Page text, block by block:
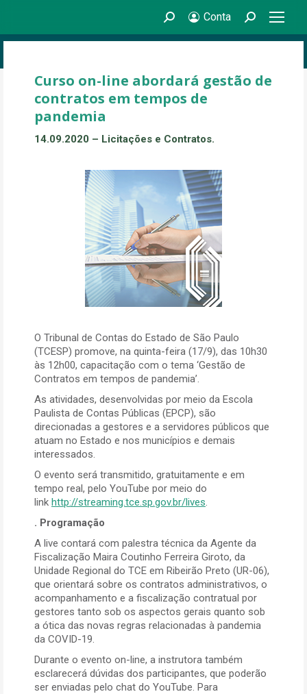
Search: Conta Search:
Curso on-line abordará gestão de
contratos em tempos de
pandemia
14.09.2020 – Licitações e Contratos.
O Tribunal de Contas do Estado de São Paulo
(TCESP) promove, na quinta-feira (17/9), das 10h30
às 12h00, capacitação com o tema ‘Gestão de
Contratos em tempos de pandemia’.
As atividades, desenvolvidas por meio da Escola
Paulista de Contas Públicas (EPCP), são
direcionadas a gestores e a servidores públicos que
atuam no Estado e nos municípios e demais
interessados.
O evento será transmitido, gratuitamente e em
tempo real, pelo YouTube por meio do
link http://streaming.tce.sp.gov.br/lives.
. Programação
A live contará com palestra técnica da Agente da
Fiscalização Maira Coutinho Ferreira Giroto, da
Unidade Regional do TCE em Ribeirão Preto (UR-06),
que orientará sobre os contratos administrativos, o
acompanhamento e a fiscalização contratual por
gestores tanto sob os aspectos gerais quanto sob
a ótica das novas regras relacionadas à pandemia
da COVID-19.
Durante o evento on-line, a instrutora também
esclarecerá dúvidas dos participantes, que poderão
ser enviadas pelo chat do YouTube. Para